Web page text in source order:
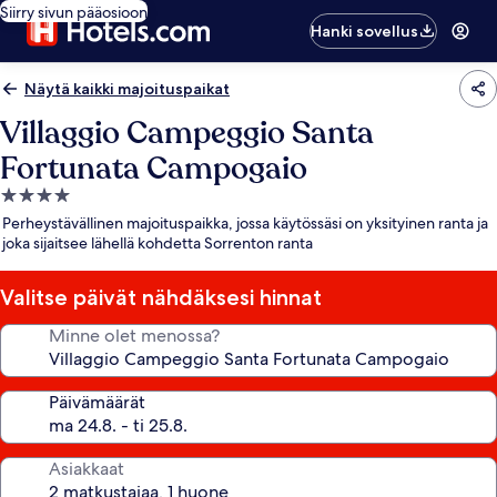
Siirry sivun pääosioon
Hanki sovellus
Näytä kaikki majoituspaikat
Villaggio Campeggio Santa
Fortunata Campogaio
4.0
tähden
majoituspaikka
Perheystävällinen majoituspaikka, jossa käytössäsi on yksityinen ranta ja
joka sijaitsee lähellä kohdetta Sorrenton ranta
Valitse päivät nähdäksesi hinnat
Minne olet menossa?
Päivämäärät
Asiakkaat